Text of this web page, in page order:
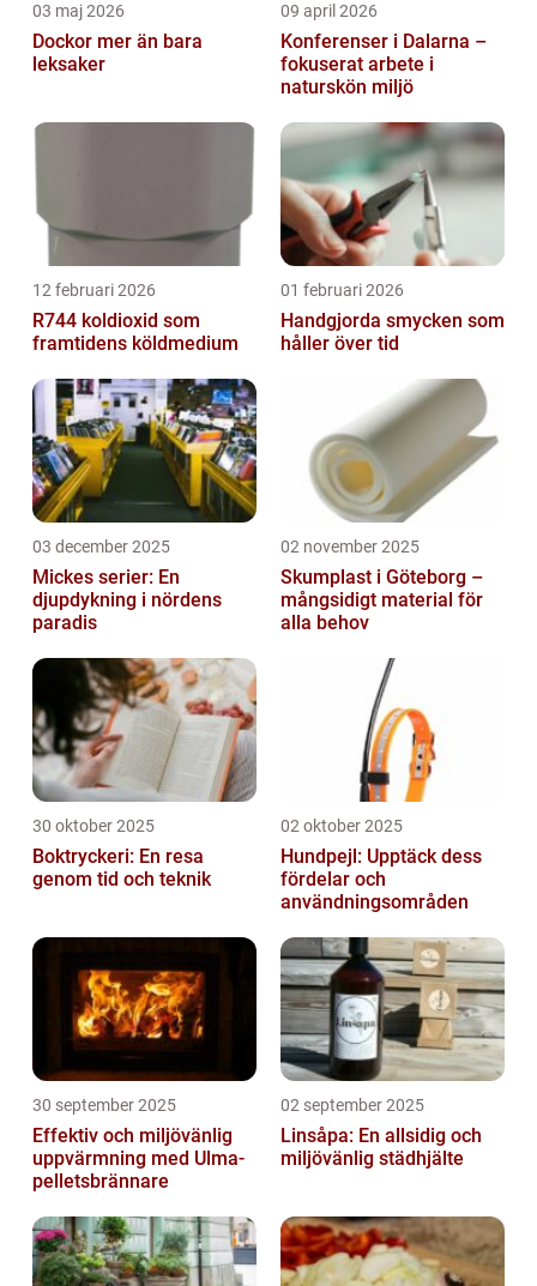
03 maj 2026
Dockor mer än bara
leksaker
09 april 2026
Konferenser i Dalarna –
fokuserat arbete i
naturskön miljö
12 februari 2026
R744 koldioxid som
framtidens köldmedium
01 februari 2026
Handgjorda smycken som
håller över tid
03 december 2025
Mickes serier: En
djupdykning i nördens
paradis
02 november 2025
Skumplast i Göteborg –
mångsidigt material för
alla behov
30 oktober 2025
Boktryckeri: En resa
genom tid och teknik
02 oktober 2025
Hundpejl: Upptäck dess
fördelar och
användningsområden
30 september 2025
Effektiv och miljövänlig
uppvärmning med Ulma-
pelletsbrännare
02 september 2025
Linsåpa: En allsidig och
miljövänlig städhjälte